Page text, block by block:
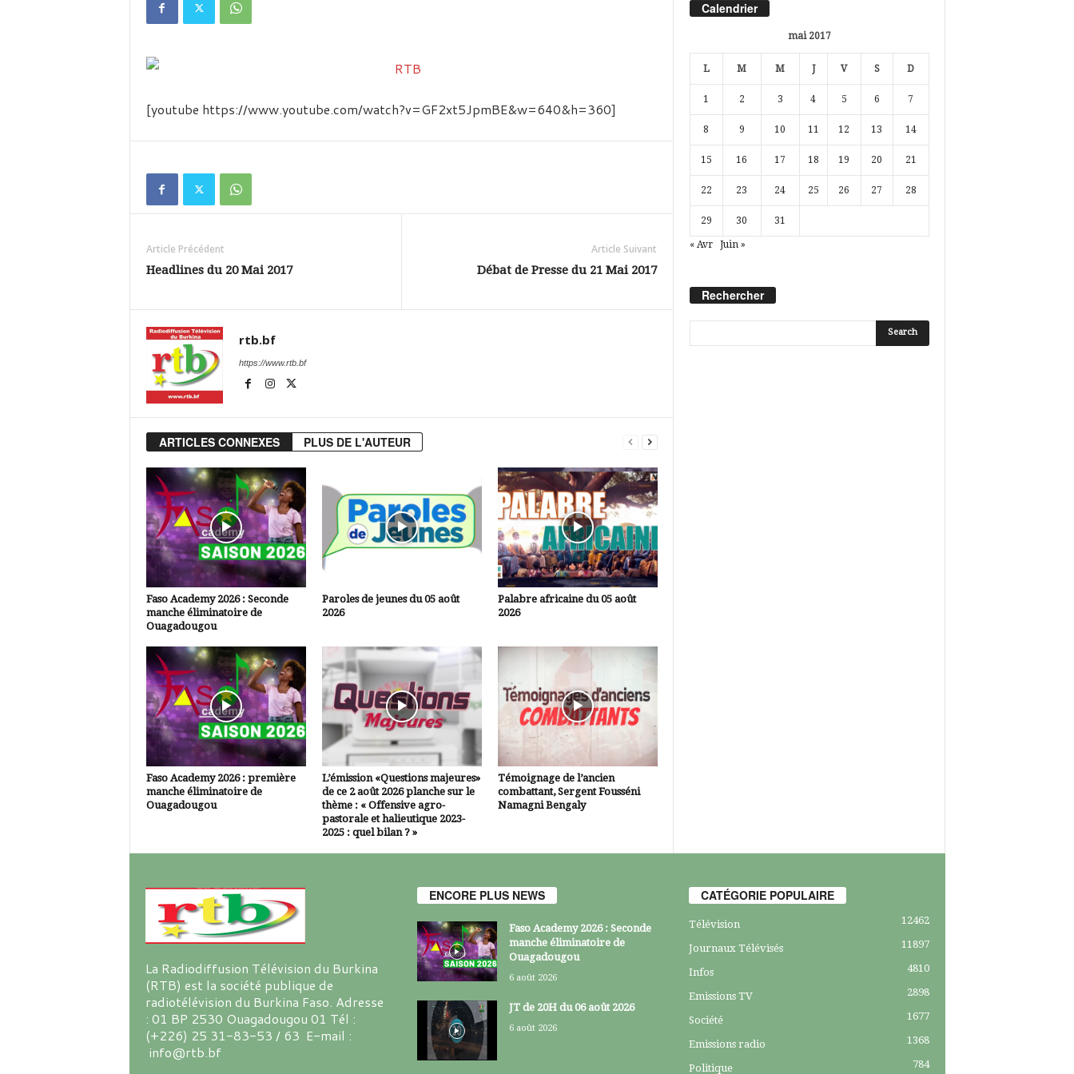
i
[youtube https://www.youtube.com/watch?v=GF2xt5JpmBE&w=640&h=360]
Article Précédent
Headlines du 20 Mai 2017
Article Suivant
Débat de Presse du 21 Mai 2017
rtb.bf
https://www.rtb.bf
ARTICLES CONNEXES PLUS DE L'AUTEUR
Faso Academy 2026 : Seconde
manche éliminatoire de
Ouagadougou
Paroles de jeunes du 05 août
2026
Palabre africaine du 05 août
2026
Faso Academy 2026 : première
manche éliminatoire de
Ouagadougou
L’émission «Questions majeures»
de ce 2 août 2026 planche sur le
thème : « Offensive agro-
pastorale et halieutique 2023-
2025 : quel bilan ? »
Témoignage de l’ancien
combattant, Sergent Fousséni
Namagni Bengaly
Calendrier
mai 2017
L M M J V S D
1 2 3 4 5 6 7
8 9 10 11 12 13 14
15 16 17 18 19 20 21
22 23 24 25 26 27 28
29 30 31
« Avr Juin »
Rechercher
La Radiodiffusion Télévision du Burkina
(RTB) est la société publique de
radiotélévision du Burkina Faso. Adresse
: 01 BP 2530 Ouagadougou 01 Tél :
(+226) 25 31-83-53 / 63 E-mail :
info@rtb.bf
ENCORE PLUS NEWS
Faso Academy 2026 : Seconde
manche éliminatoire de
Ouagadougou
6 août 2026
JT de 20H du 06 août 2026
6 août 2026
CATÉGORIE POPULAIRE
Télévision 12462
Journaux Télévisés 11897
Infos 4810
Emissions TV 2898
Société 1677
Emissions radio 1368
Politique 784